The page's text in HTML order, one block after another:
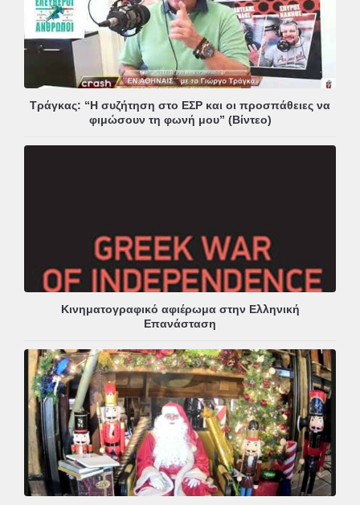
Τράγκας: “Η συζήτηση στο ΕΣΡ και οι προσπάθειες να
φιμώσουν τη φωνή μου” (Βίντεο)
Κινηματογραφικό αφιέρωμα στην Ελληνική
Επανάσταση